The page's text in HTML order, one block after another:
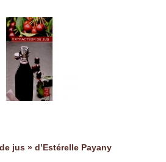
jus » d’Estérelle Payany